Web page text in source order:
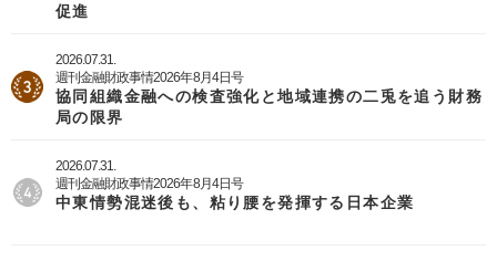
促進
2026.07.31.
週刊金融財政事情2026年8月4日号
協同組織金融への検査強化と地域連携の二兎を追う財務
局の限界
2026.07.31.
週刊金融財政事情2026年8月4日号
中東情勢混迷後も、粘り腰を発揮する日本企業